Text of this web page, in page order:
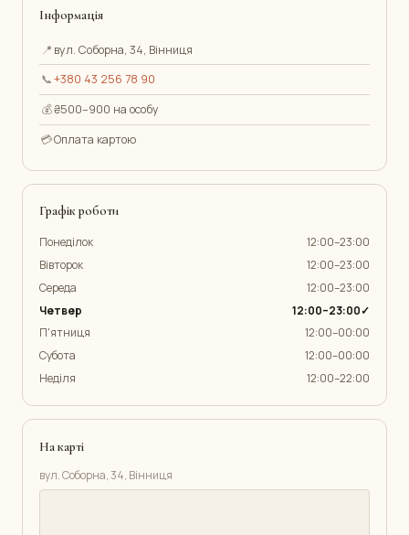
Інформація
📍 вул. Соборна, 34, Вінниця
📞+380 43 256 78 90
💰₴500–900 на особу
💳Оплата картою
Графік роботи
Понеділок
12:00–23:00
Вівторок
12:00–23:00
Середа
12:00–23:00
Четвер
12:00–23:00✓
П'ятниця
12:00–00:00
Субота
12:00–00:00
Неділя
12:00–22:00
На карті
вул. Соборна, 34, Вінниця